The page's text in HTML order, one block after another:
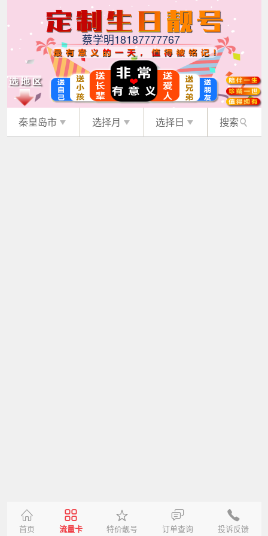
蔡学明18187777767
秦皇岛市 选择月 选择日 搜索
首页 流量卡 特价靓号 订单查询 投诉反馈